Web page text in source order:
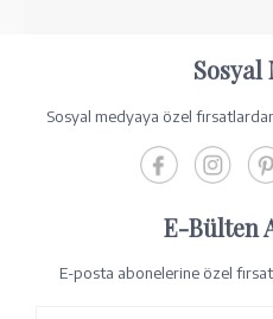
Sosyal
Sosyal medyaya özel
E-Bülten
E-posta abonelerine özel